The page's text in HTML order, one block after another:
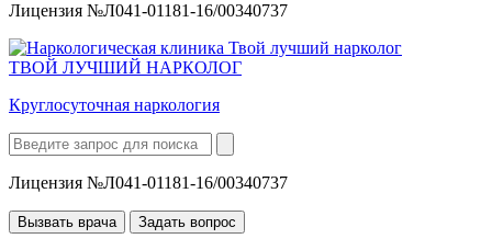
Лицензия №Л041-01181-16/00340737
ТВОЙ ЛУЧШИЙ НАРКОЛОГ
Круглосуточная наркология
Лицензия №Л041-01181-16/00340737
Вызвать врача Задать вопрос